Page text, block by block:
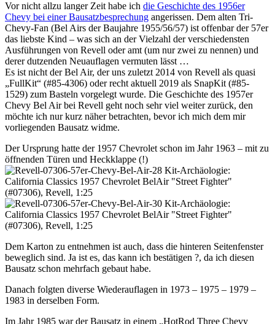
Vor nicht allzu langer Zeit habe ich die Geschichte des 1956er
Chevy bei einer Bausatzbesprechung angerissen. Dem alten Tri-
Chevy-Fan (Bel Airs der Baujahre 1955/56/57) ist offenbar der 57er
das liebste Kind – was sich an der Vielzahl der verschiedensten
Ausführungen von Revell oder amt (um nur zwei zu nennen) und
derer dutzenden Neuauflagen vermuten lässt …
Es ist nicht der Bel Air, der uns zuletzt 2014 von Revell als quasi
„FullKit“ (#85-4306) oder recht aktuell 2019 als SnapKit (#85-
1529) zum Basteln vorgelegt wurde. Die Geschichte des 1957er
Chevy Bel Air bei Revell geht noch sehr viel weiter zurück, den
möchte ich nur kurz näher betrachten, bevor ich mich dem mir
vorliegenden Bausatz widme.
Der Ursprung hatte der 1957 Chevrolet schon im Jahr 1963 – mit zu
öffnenden Türen und Heckklappe (!)
Dem Karton zu entnehmen ist auch, dass die hinteren Seitenfenster
beweglich sind. Ja ist es, das kann ich bestätigen ?, da ich diesen
Bausatz schon mehrfach gebaut habe.
Danach folgten diverse Wiederauflagen in 1973 – 1975 – 1979 –
1983 in derselben Form.
Im Jahr 1985 war der Bausatz in einem „HotRod Three Chevy